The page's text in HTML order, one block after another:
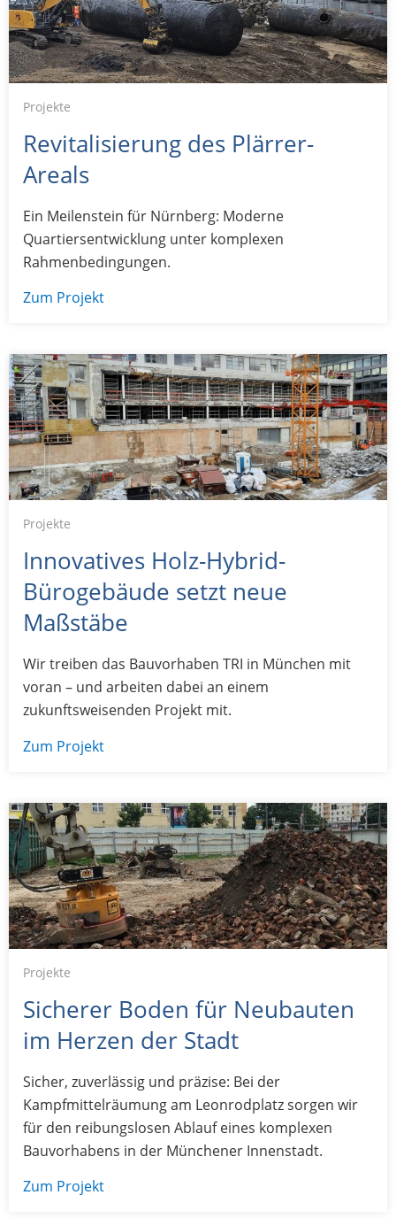
Projekte
Revitalisierung des Plärrer-
Areals
Ein Meilenstein für Nürnberg: Moderne
Quartiersentwicklung unter komplexen
Rahmenbedingungen.
Zum Projekt
Projekte
Innovatives Holz-Hybrid-
Bürogebäude setzt neue
Maßstäbe
Wir treiben das Bauvorhaben TRI in München mit
voran – und arbeiten dabei an einem
zukunftsweisenden Projekt mit.
Zum Projekt
Projekte
Sicherer Boden für Neubauten
im Herzen der Stadt
Sicher, zuverlässig und präzise: Bei der
Kampfmittelräumung am Leonrodplatz sorgen wir
für den reibungslosen Ablauf eines komplexen
Bauvorhabens in der Münchener Innenstadt.
Zum Projekt